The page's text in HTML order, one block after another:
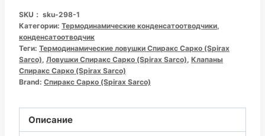
疏
水
阀
螺
纹
数
SKU： sku-298-1
Категории: Термодинамические конденсатоотводчики,
конденсатоотводчик
Теги: Термодинамические ловушки Спиракс Сарко (Spirax
Sarco), Ловушки Спиракс Сарко (Spirax Sarco), Клапаны
Спиракс Сарко (Spirax Sarco)
Brand: Спиракс Сарко (Spirax Sarco)
Описание